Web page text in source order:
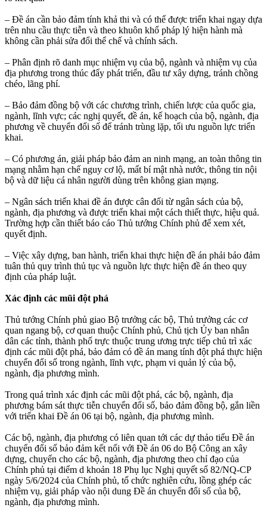
– Đề án cần bảo đảm tính khả thi và có thể được triển khai ngay dựa
trên nhu cầu thực tiễn và theo khuôn khổ pháp lý hiện hành mà
không cần phải sửa đổi thể chế và chính sách.
– Phân định rõ danh mục nhiệm vụ của bộ, ngành và nhiệm vụ của
địa phương trong thúc đẩy phát triển, đầu tư xây dựng, tránh chồng
chéo, lãng phí.
– Bảo đảm đồng bộ với các chương trình, chiến lược của quốc gia,
ngành, lĩnh vực; các nghị quyết, đề án, kế hoạch của bộ, ngành, địa
phương về chuyển đổi số để tránh trùng lặp, tối ưu nguồn lực triển
khai.
– Có phương án, giải pháp bảo đảm an ninh mạng, an toàn thông tin
mạng nhằm hạn chế nguy cơ lộ, mất bí mật nhà nước, thông tin nội
bộ và dữ liệu cá nhân người dùng trên không gian mạng.
– Ngân sách triển khai đề án được cân đối từ ngân sách của bộ,
ngành, địa phương và được triển khai một cách thiết thực, hiệu quả.
Trường hợp cần thiết báo cáo Thủ tướng Chính phủ để xem xét,
quyết định.
– Việc xây dựng, ban hành, triển khai thực hiện đề án phải bảo đảm
tuân thủ quy trình thủ tục và nguồn lực thực hiện đề án theo quy
định của pháp luật.
Xác định các mũi đột phá
Thủ tướng Chính phủ giao Bộ trưởng các bộ, Thủ trưởng các cơ
quan ngang bộ, cơ quan thuộc Chính phủ, Chủ tịch Ủy ban nhân
dân các tỉnh, thành phố trực thuộc trung ương trực tiếp chủ trì xác
định các mũi đột phá, bảo đảm có đề án mang tính đột phá thực hiện
chuyển đổi số trong ngành, lĩnh vực, phạm vi quản lý của bộ,
ngành, địa phương mình.
Trong quá trình xác định các mũi đột phá, các bộ, ngành, địa
phương bám sát thực tiễn chuyển đổi số, bảo đảm đồng bộ, gắn liền
với triển khai Đề án 06 tại bộ, ngành, địa phương mình.
Các bộ, ngành, địa phương có liên quan tới các dự thảo tiểu Đề án
chuyển đổi số bảo đảm kết nối với Đề án 06 do Bộ Công an xây
dựng, chuyển cho các bộ, ngành, địa phương theo chỉ đạo của
Chính phủ tại điểm d khoản 18 Phụ lục Nghị quyết số 82/NQ-CP
ngày 5/6/2024 của Chính phủ, tổ chức nghiên cứu, lồng ghép các
nhiệm vụ, giải pháp vào nội dung Đề án chuyển đổi số của bộ,
ngành, địa phương mình.